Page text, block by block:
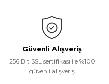
Güvenli Alışveriş
256 Bit SSL sertifikası ile %100
güvenli alışveriş